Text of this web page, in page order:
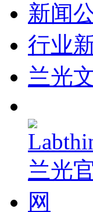
新闻
行业
兰光